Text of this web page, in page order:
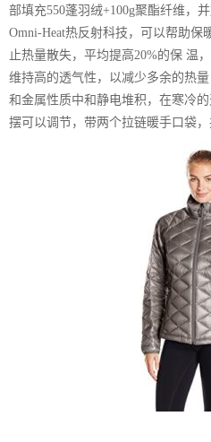
部填充550蓬羽绒+100g聚酯纤维，
Omni-Heat热反射科技，可以帮助保
止热量散失，平均提高20%的保 温
维持高的透气性，以减少多余的热
和金属性质中和静电堆积，在寒冷
摆可以调节，带两个拉链暖手口袋，